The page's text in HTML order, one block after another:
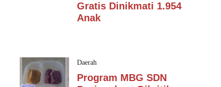
Gratis Dinikmati 1.954
Anak
Daerah
Program MBG SDN